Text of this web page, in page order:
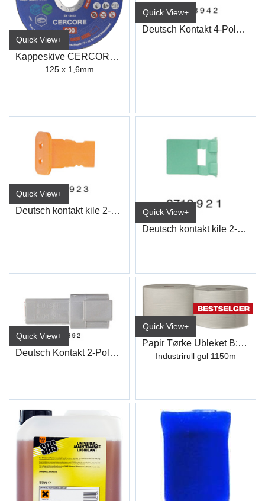
Quick View+
Kappeskive CERCORE 900 stål/inox
125 x 1,6mm
Quick View+
Deutsch Kontakt 4-Polet Stikk Han
Quick View+
Deutsch kontakt kile 2-Polet Han Quick View+
Deutsch kontakt kile 2-Polet Hun
Quick View+
Deutsch Kontakt 2-Polet Stikk Hun
Quick View+
Papir Tørke Ubleket B:24cm
Industrirull gul 1150m